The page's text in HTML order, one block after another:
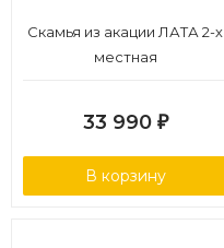
Скамья из акации ЛАТА 2-х
местная
33 990 ₽
В корзину